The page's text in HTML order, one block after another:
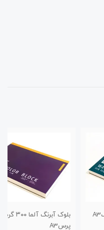
بلوک آبرنگ آلما ۳۰۰ گرم کلد